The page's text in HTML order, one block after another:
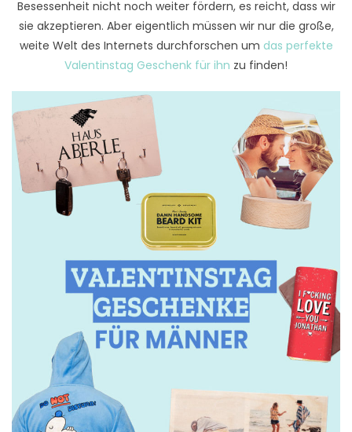
Besessenheit nicht noch weiter fördern, es reicht, dass wir
sie akzeptieren. Aber eigentlich müssen wir nur die große,
weite Welt des Internets durchforschen um das perfekte
Valentinstag Geschenk für ihn zu finden!